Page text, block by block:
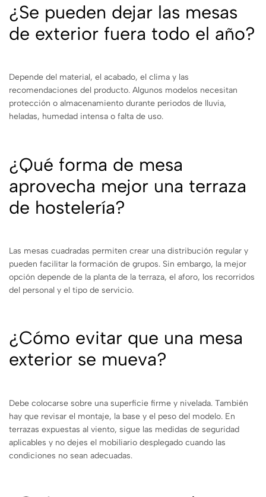
¿Se pueden dejar las mesas
de exterior fuera todo el año?
Depende del material, el acabado, el clima y las
recomendaciones del producto. Algunos modelos necesitan
protección o almacenamiento durante periodos de lluvia,
heladas, humedad intensa o falta de uso.
¿Qué forma de mesa
aprovecha mejor una terraza
de hostelería?
Las mesas cuadradas permiten crear una distribución regular y
pueden facilitar la formación de grupos. Sin embargo, la mejor
opción depende de la planta de la terraza, el aforo, los recorridos
del personal y el tipo de servicio.
¿Cómo evitar que una mesa
exterior se mueva?
Debe colocarse sobre una superficie firme y nivelada. También
hay que revisar el montaje, la base y el peso del modelo. En
terrazas expuestas al viento, sigue las medidas de seguridad
aplicables y no dejes el mobiliario desplegado cuando las
condiciones no sean adecuadas.